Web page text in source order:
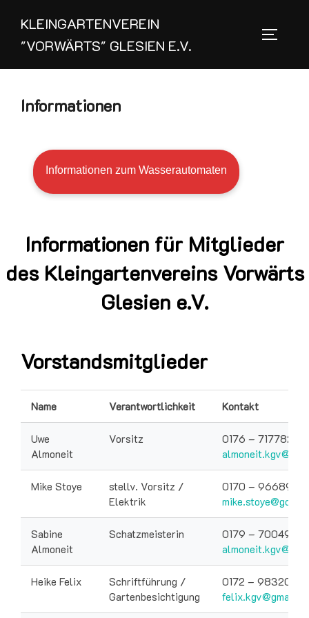
Inhalt
springen
KLEINGARTENVEREIN
"VORWÄRTS" GLESIEN E.V.
Informationen
Informationen zum Wasserautomaten
Informationen für Mitglieder
des Kleingartenvereins Vorwärts
Glesien e.V.
Vorstandsmitglieder
Name Verantwortlichkeit Kontakt
Uwe
Almoneit
Vorsitz
0176 – 71778283
Mike Stoye
stellv. Vorsitz /
Elektrik
0170 – 9668936
Sabine
Almoneit
Schatzmeisterin
0179 – 7004972
Heike Felix
Schriftführung /
Gartenbesichtigung
0172 – 9832099